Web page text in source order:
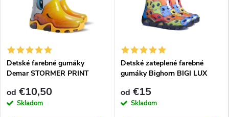
Detské farebné gumáky
Demar STORMER PRINT
od €10,50
Skladom
Detské zateplené farebné
gumáky Bighorn BIGI LUX
od €15
Skladom